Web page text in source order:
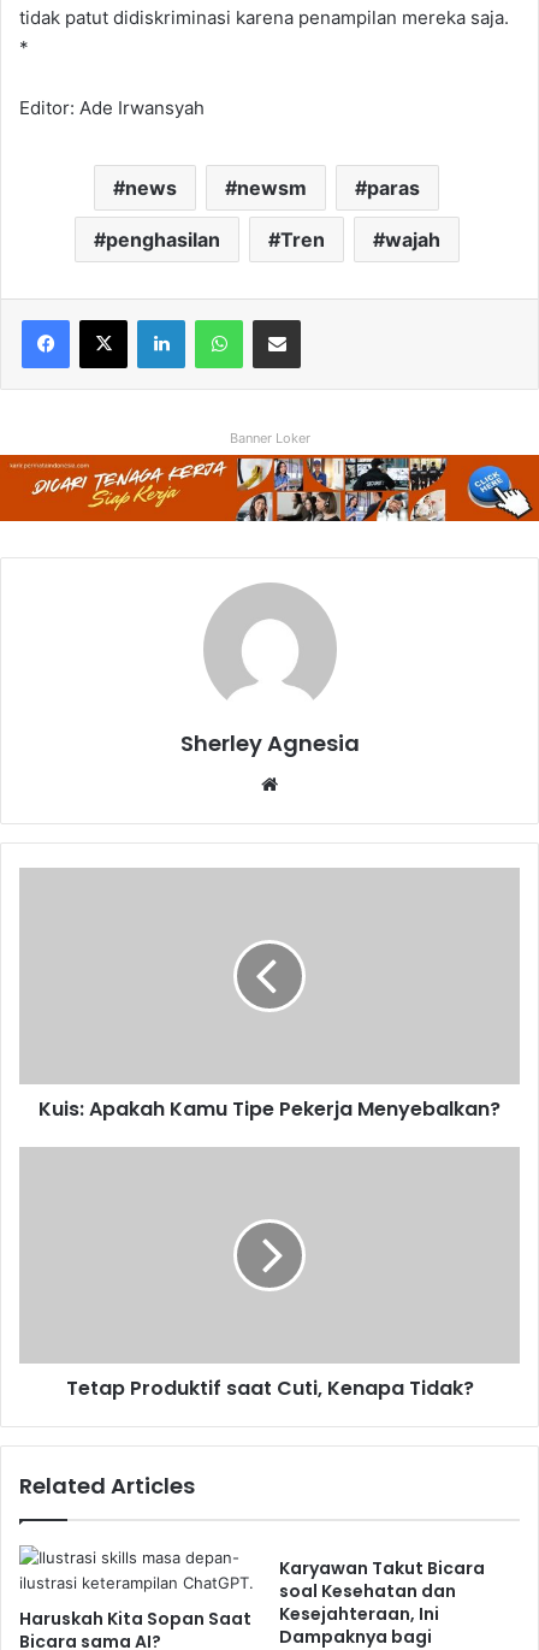
tidak patut didiskriminasi karena penampilan mereka saja.
*
Editor: Ade Irwansyah
news newsm paras
penghasilan Tren wajah
Facebook
X LinkedInWhatsAppShare via Email
Banner Loker
Sherley Agnesia
Kuis: Apakah Kamu Tipe Pekerja Menyebalkan?
Tetap Produktif saat Cuti, Kenapa Tidak?
Related Articles
Haruskah Kita Sopan Saat
Bicara sama AI?
Karyawan Takut Bicara
soal Kesehatan dan
Kesejahteraan, Ini
Dampaknya bagi